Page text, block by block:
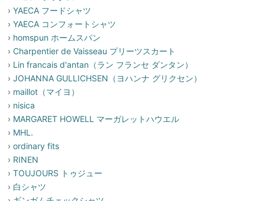
›YAECA フードシャツ
›YAECA コンフォートシャツ
› homspun ホームスパン
› Charpentier de Vaisseau プリーツスカート
› Lin francais d'antan（ラン フランセ ダンタン）
›JOHANNA GULLICHSEN（ヨハンナ グリクセン）
› maillot（マイヨ）
› nisica
› MARGARET HOWELL マーガレットハウエル
› MHL.
›ordinary fits
› RINEN
›TOUJOURS トゥジュー
› 白シャツ